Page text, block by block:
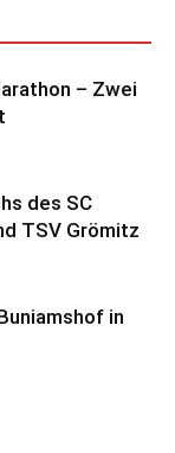
– Zwei
des SC
TSV Grömitz
in